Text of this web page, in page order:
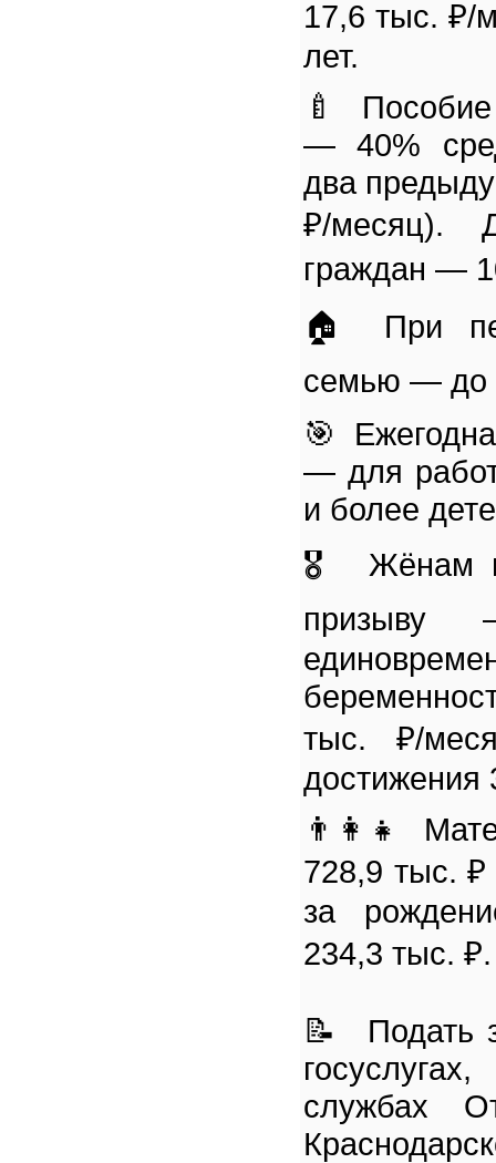
17,6 тыс. ₽/
лет.
🍼
— 40%
два
₽/месяц).
граждан —
🏠 При
семью — до
🎯
— для
и более
🎖️ Жёнам
тыс. ₽/
достижения
👨‍👩‍👧
728,9 тыс. ₽
за
234,3 тыс. ₽.
📝 Подать
службах